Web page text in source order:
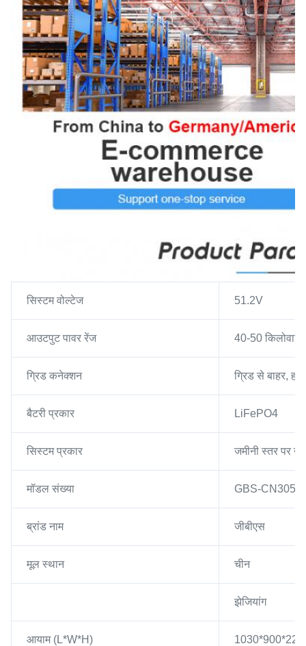
सिस्टम वोल्टेज 51.2V
आउटपुट पावर रेंज 40-50 किलोवाट
ग्रिड कनेक्शन ग्रिड से बाहर,
बैटरी प्रकार LiFePO4
सिस्टम प्रकार जमीनी स्तर पर
मॉडल संख्या GBS-CN3050
ब्रांड नाम जीबीएस
मूल स्थान चीन
झेजियांग
आयाम (L*W*H)